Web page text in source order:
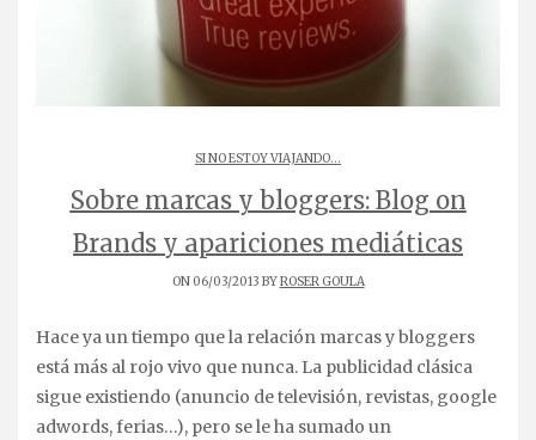
SI NO ESTOY VIAJANDO...
Sobre marcas y bloggers: Blog on
Brands y apariciones mediáticas
ON 06/03/2013 BYROSER GOULA
Hace ya un tiempo que la relación marcas y bloggers
está más al rojo vivo que nunca. La publicidad clásica
sigue existiendo (anuncio de televisión, revistas, google
adwords, ferias…), pero se le ha sumado un